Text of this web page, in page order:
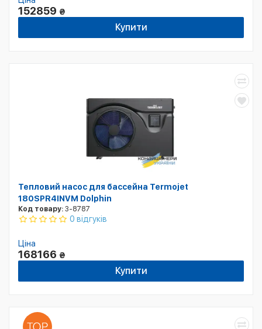
152859 ₴
Купити
Тепловий насос для бассейна Termojet
180SPR4INVM Dolphin
Код товару: 3-8787
0 відгуків
Ціна
168166 ₴
Купити